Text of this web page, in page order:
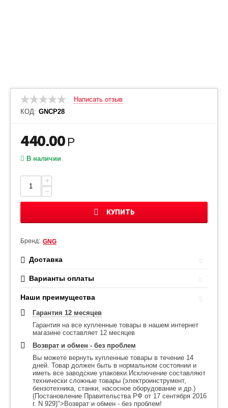
Написать отзыв
КОД: GNCP28
440.00 Р
В наличии
+
−
КУПИТЬ
Бренд: GNG
Доставка
Варианты оплаты
Наши преимущества
Гарантия 12 месяцев
Гарантия на все купленные товары в нашем интернет
магазине составляет 12 месяцев
Возврат и обмен - без проблем
Вы можете вернуть купленные товары в течение 14
дней. Товар должен быть в нормальном состоянии и
иметь все заводские упаковки.Исключение составляют
технически сложные товары (электроинструмент,
бензотехника, станки, насосное оборудование и др.)
(Постановление Правительства РФ от 17 сентября 2016
г. N 929)">Возврат и обмен - без проблем!